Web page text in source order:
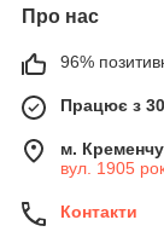
Про нас
96%
Працює з
м.
вул. 1905
Контакти